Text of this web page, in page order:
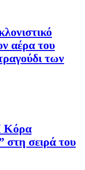
αέρα του
των
Κόρα
στη σειρά του